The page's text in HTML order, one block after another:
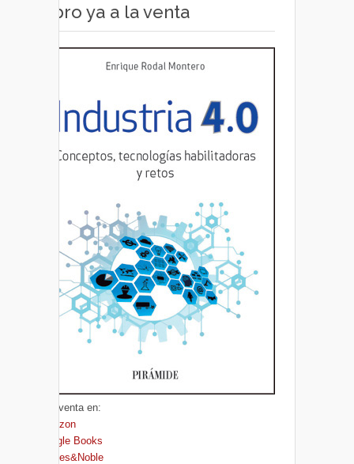
Libro ya a la venta
A la venta en:
Amazon
Google Books
Barnes&Noble